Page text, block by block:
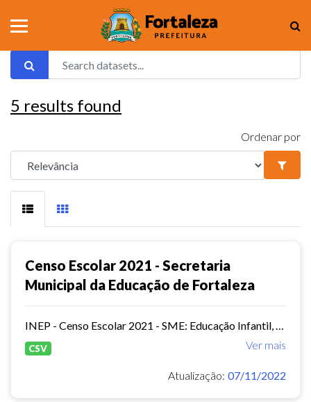
5 results found
Ordenar por
Censo Escolar 2021 - Secretaria
Municipal da Educação de Fortaleza
Ver mais
CSV
Atualização: 07/11/2022